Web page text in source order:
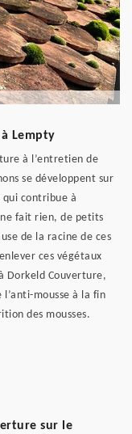
Lempty
à l’entretien de
se développent sur
contribue à
fait rien, de petits
de la racine de ces
ces végétaux
Dorkeld Couverture,
mousse à la fin
des mousses.
sur le